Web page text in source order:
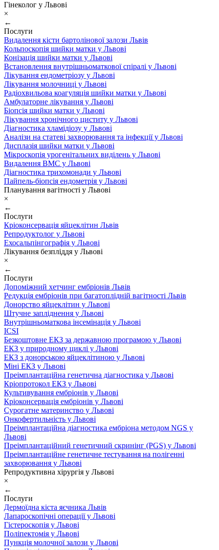
Гінеколог у Львові
×
←
Послуги
Видалення кісти бартолінової залози Львів
Кольпоскопія шийки матки у Львові
Конізація шийки матки у Львові
Встановлення внутрішньоматкової спіралі у Львові
Лікування ендометріозу у Львові
Лікування молочниці у Львові
Радіохвильова коагуляція шийки матки у Львові
Амбулаторне лікування у Львові
Біопсія шийки матки у Львові
Лікування хронічного циститу у Львові
Діагностика хламідіозу у Львові
Аналізи на статеві захворювання та інфекції у Львові
Дисплазія шийки матки у Львові
Мікроскопія урогенітальних виділень у Львові
Видалення ВМС у Львові
Діагностика трихомонади у Львові
Пайпель-біопсія ендометрія у Львові
Планування вагітності у Львові
×
←
Послуги
Кріоконсервація яйцеклітин Львів
Репродуктолог у Львові
Ехосальпінгографія у Львові
Лікування безпліддя у Львові
×
←
Послуги
Допоміжний хетчинг ембріонів Львів
Редукція ембріонів при багатоплідній вагітності Львів
Донорство яйцеклітин у Львові
Штучне запліднення у Львові
Внутрішньоматкова інсемінація у Львові
ICSI
Безкоштовне ЕКЗ за державною програмою у Львові
ЕКЗ у природному циклі у Львові
ЕКЗ з донорською яйцеклітиною у Львові
Міні ЕКЗ у Львові
Преімплантаційна генетична діагностика у Львові
Кріопротокол ЕКЗ у Львові
Культивування ембріонів у Львові
Кріоконсервація ембріонів у Львові
Сурогатне материнство у Львові
Онкофертильність у Львові
Преімплантаційна діагностика ембріона методом NGS у
Львові
Преімплантаційний генетичний скринінг (PGS) у Львові
Преімплантаційне генетичне тестування на полігенні
захворювання у Львові
Репродуктивна хірургія у Львові
×
←
Послуги
Дермоїдна кіста яєчника Львів
Лапароскопічні операції у Львові
Гістероскопія у Львові
Поліпектомія у Львові
Пункція молочної залози у Львові